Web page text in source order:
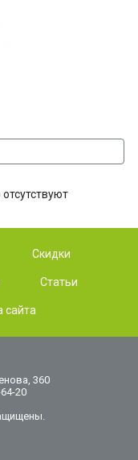
Скидки
Статьи
сайта
360
20